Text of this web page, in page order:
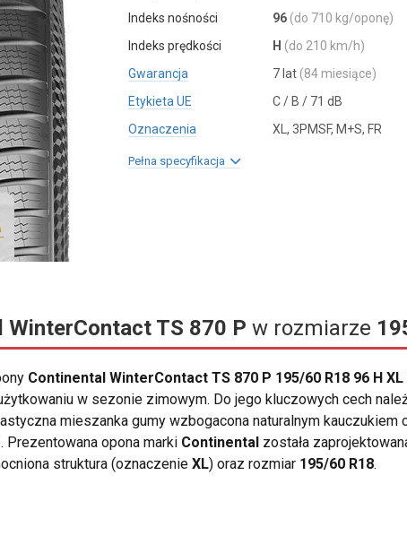
Indeks nośności
96 (do 710 kg/oponę)
Indeks prędkości
H (do 210 km/h)
Gwarancja
7 lat (84 miesiące)
Etykieta UE
C / B / 71 dB
Oznaczenia
XL, 3PMSF, M+S, FR
Pełna specyfikacja
WinterContact TS 870 P w rozmiarze
Continental WinterContact TS 870 P 195/60 R18 96 H XL
w sezonie zimowym. Do jego kluczowych cech
mieszanka gumy wzbogacona naturalnym
Prezentowana opona marki Continental została
struktura (oznaczenie XL) oraz rozmiar 195/60 R18.